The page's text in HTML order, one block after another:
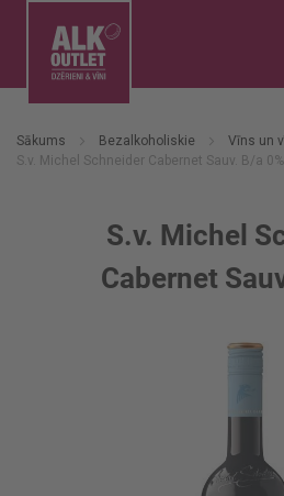
Sākums Bezalkoholiskie
Vīns un
S.v. Michel Schneider Cabernet Sauv. B/a 0%
S.v. Michel
Cabernet